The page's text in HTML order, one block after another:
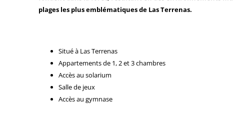
plages les plus emblématiques de Las Terrenas.
Situé à Las Terrenas
Appartements de 1, 2 et 3 chambres
Accès au solarium
Salle de jeux
Accès au gymnase